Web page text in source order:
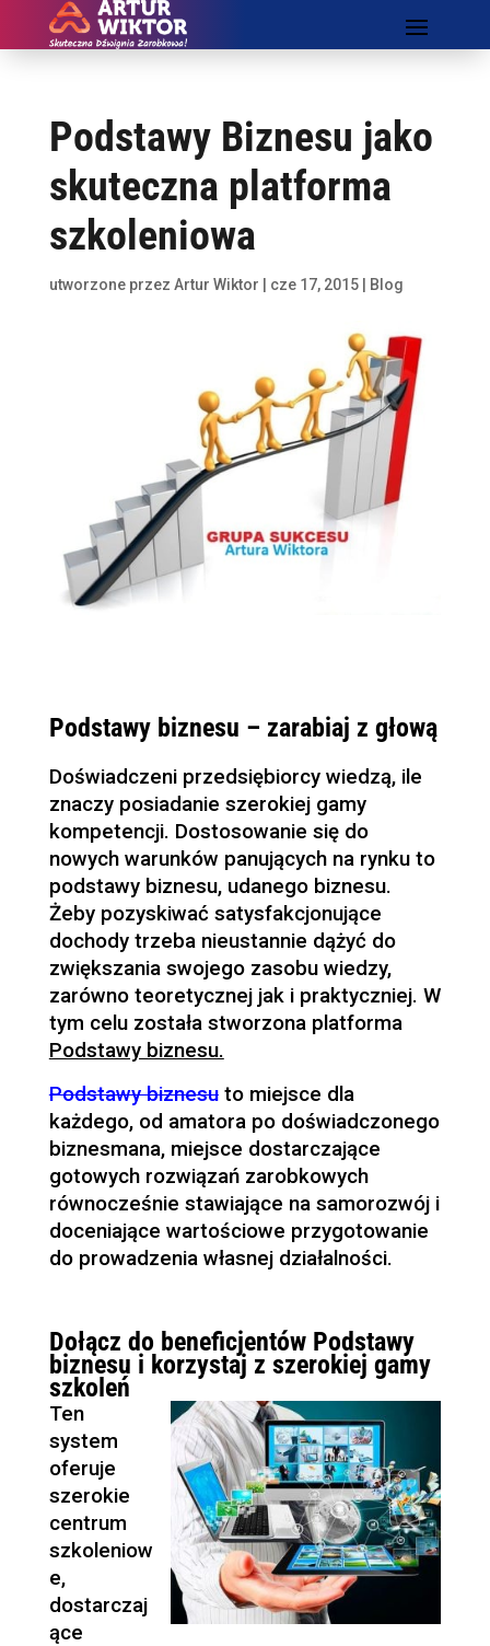
Podstawy Biznesu jako
skuteczna platforma
szkoleniowa
utworzone przez Artur Wiktor cze 17, 2015| Blog
Podstawy biznesu – zarabiaj z głową
Doświadczeni przedsiębiorcy wiedzą, ile
znaczy posiadanie szerokiej gamy
kompetencji. Dostosowanie się do
nowych warunków panujących na rynku to
podstawy biznesu, udanego biznesu.
Żeby pozyskiwać satysfakcjonujące
dochody trzeba nieustannie dążyć do
zwiększania swojego zasobu wiedzy,
zarówno teoretycznej jak i praktyczniej. W
tym celu została stworzona platforma
Podstawy biznesu.
Podstawy biznesuto miejsce dla
każdego, od amatora po doświadczonego
biznesmana, miejsce dostarczające
gotowych rozwiązań zarobkowych
równocześnie stawiające na samorozwój i
doceniające wartościowe przygotowanie
do prowadzenia własnej działalności.
Dołącz do beneficjentów Podstawy
biznesu i korzystaj z szerokiej gamy
szkoleń
Ten
system
oferuje
szerokie
centrum
szkoleniow
e,
dostarczaj
ące